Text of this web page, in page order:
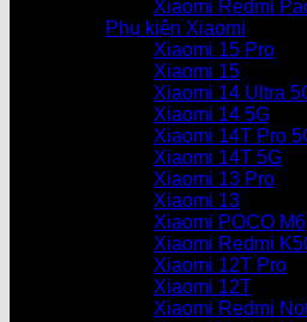
Xiaomi Redmi
Phụ kiện Xiaomi
Xiaomi 15 Pro
Xiaomi 15
Xiaomi 14 Ultra
Xiaomi 14 5G
Xiaomi 14T Pro
Xiaomi 14T 5G
Xiaomi 13 Pro
Xiaomi 13
Xiaomi POCO M6
Xiaomi Redmi
Xiaomi 12T Pro
Xiaomi 12T
Xiaomi Redmi